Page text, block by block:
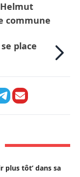
commune
place
plus tôt’ dans sa